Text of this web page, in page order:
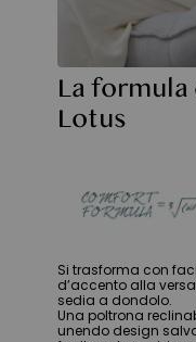
La
Lotus
Si trasforma con
d’accento alla
sedia a dondolo.
Una poltrona
unendo design